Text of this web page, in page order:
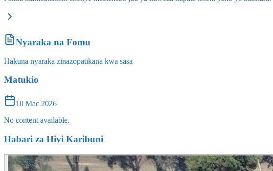
Nyaraka na Fomu
Hakuna nyaraka zinazopatikana kwa sasa
Matukio
10 Mac 2026
No content available.
Habari za Hivi Karibuni